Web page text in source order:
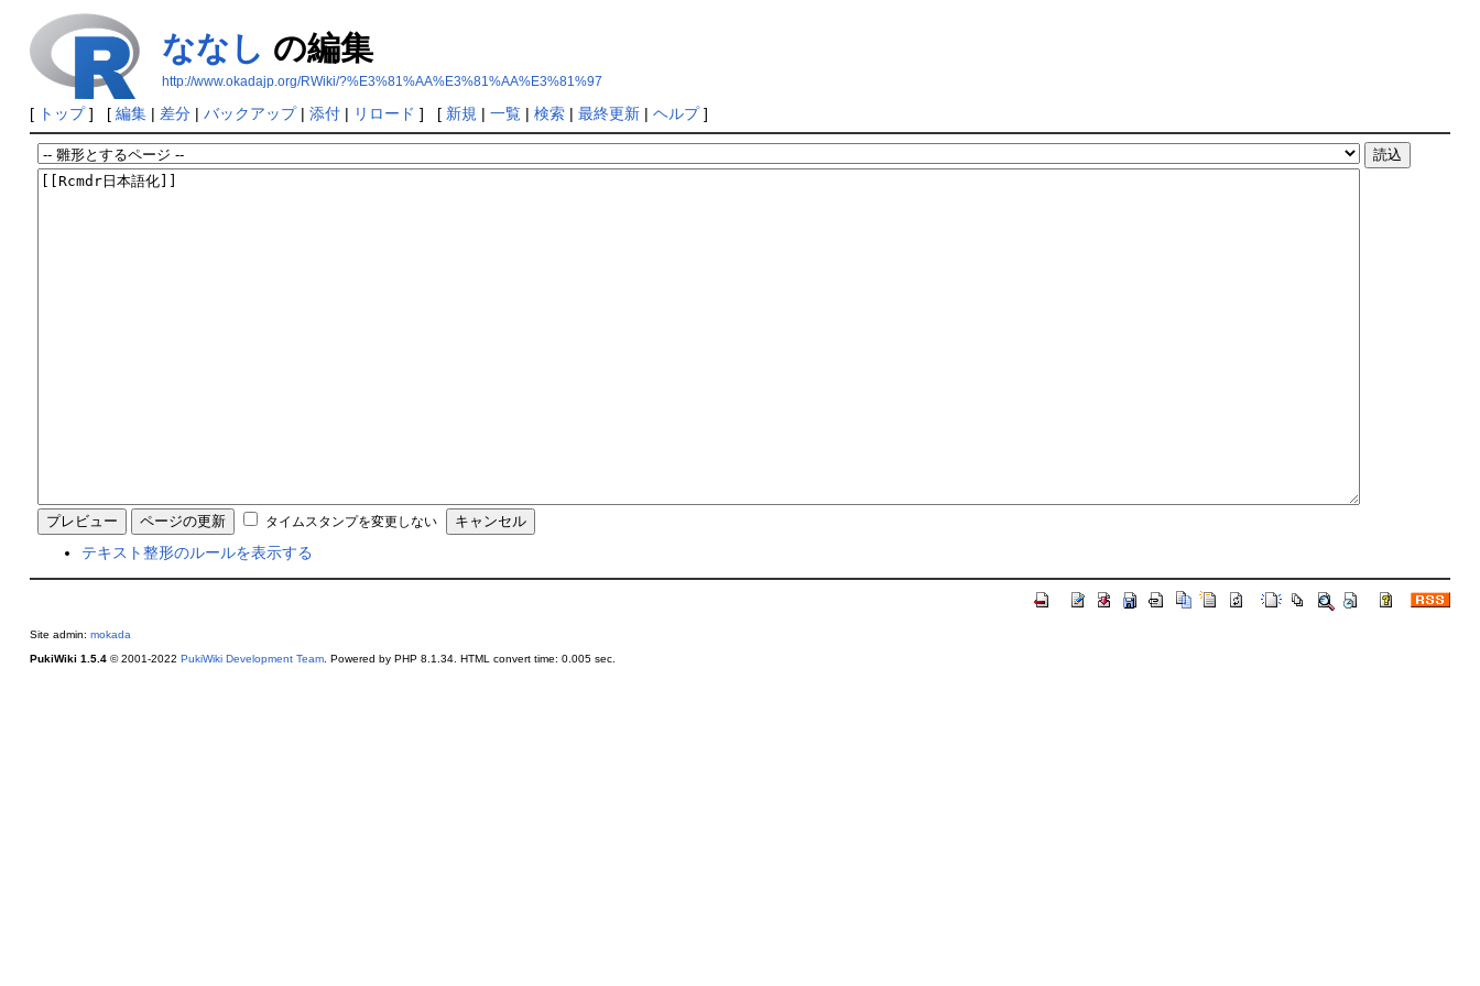
ななし の編集
http://www.okadajp.org/RWiki/?%E3%81%AA%E3%81%AA%E3%81%97
[ トップ] [ 編集| 差分| バックアップ| 添付| リロード ] [ 新規 | 一覧| 検索| 最終更新| ヘルプ]
タイムスタンプを変更しない
テキスト整形のルールを表示する
Site admin: mokada
PukiWiki 1.5.4© 2001-2022 PukiWiki Development Team. Powered by PHP 8.1.34. HTML convert time: 0.005 sec.